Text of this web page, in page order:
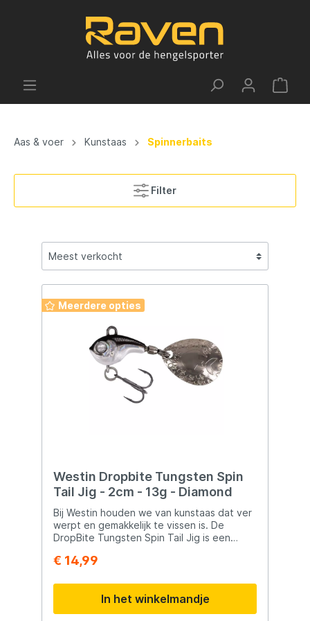
Aas & voer Kunstaas Spinnerbaits
Filter
Meerdere opties
Westin Dropbite Tungsten Spin
Tail Jig - 2cm - 13g - Diamond
Bij Westin houden we van kunstaas dat ver
werpt en gemakkelijk te vissen is. De
DropBite Tungsten Spin Tail Jig is een
en solide wolfraam lichaam. Laat hem
en haal hem gelijkmatig binnen. Het
wolfraamlichaam is direct verbonden met
een op maat gemaakt Colorado spinnend
€ 14,99
In het winkelmandje